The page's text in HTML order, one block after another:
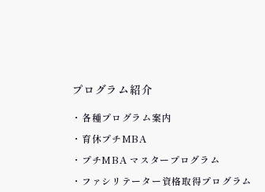
プログラム紹介
各種プログラム案内
育休プチMBA
プチMBA マスタープログラム
ファシリテーター資格取得プログラム